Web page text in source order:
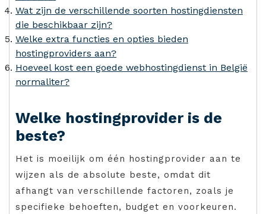
Wat zijn de verschillende soorten hostingdiensten
die beschikbaar zijn?
Welke extra functies en opties bieden
hostingproviders aan?
Hoeveel kost een goede webhostingdienst in België
normaliter?
Welke hostingprovider is de
beste?
Het is moeilijk om één hostingprovider aan te
wijzen als de absolute beste, omdat dit
afhangt van verschillende factoren, zoals je
specifieke behoeften, budget en voorkeuren.